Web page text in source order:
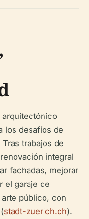
los desafíos de
trabajos de
integral
fachadas, mejorar
el garaje de
público, con
stadt-zuerich.ch).